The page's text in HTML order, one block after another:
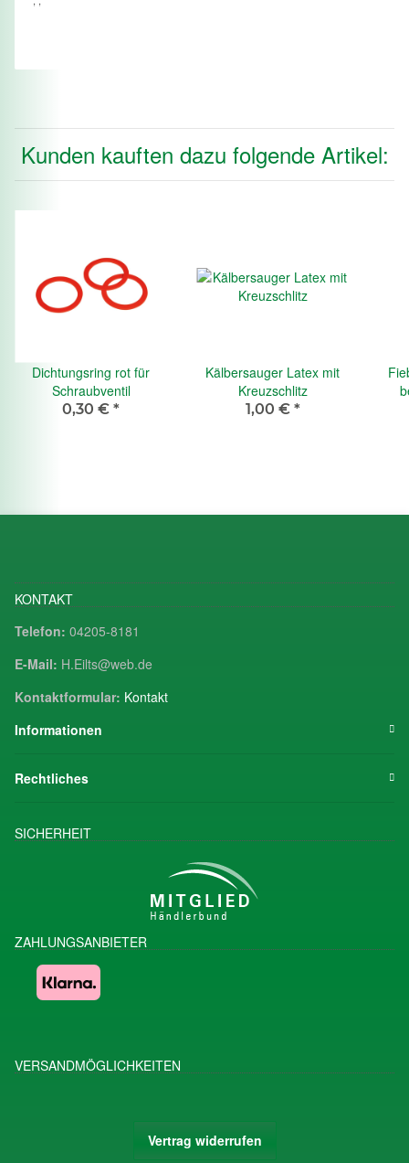
Kunden kauften dazu folgende Artikel:
Dichtungsring rot für
Schraubventil
0,30 € *
Kälbersauger Latex mit
Kreuzschlitz
1,00 € *
KONTAKT
Telefon: 04205-8181
E-Mail: H.Eilts@web.de
Kontaktformular: Kontakt
Informationen
Rechtliches
SICHERHEIT
ZAHLUNGSANBIETER
VERSANDMÖGLICHKEITEN
Vertrag widerrufen